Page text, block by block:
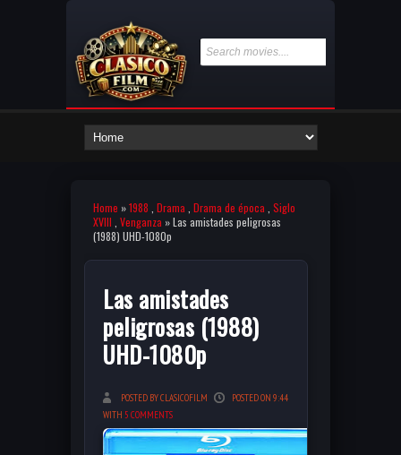
Home »1988 Drama Drama de época Siglo
XVIII Venganza » Las amistades peligrosas
(1988) UHD-1080p
Las amistades
peligrosas (1988)
UHD-1080p
POSTED BY CLASICOFILM
POSTED ON 9:44
WITH 5 COMMENTS